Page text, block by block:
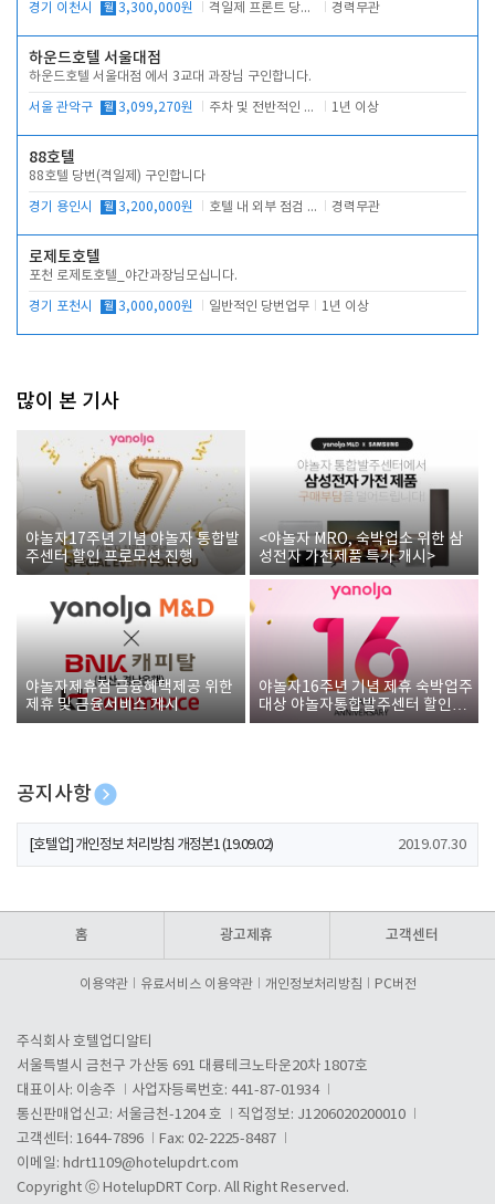
경기 이천시 월 3,300,000원 격일제 프론트 당번 업무로 주차 및 객실 점검 경력무관
하운드호텔 서울대점
하운드호텔 서울대점 에서 3교대 과장님 구인합니다.
서울 관악구 월 3,099,270원 주차 및 전반적인 당번업무 1년 이상
88호텔
88호텔 당번(격일제) 구인합니다
경기 용인시 월 3,200,000원 호텔 내 외부 점검 및 프런트 운영 경력무관
로제토호텔
포천 로제토호텔_야간과장님모십니다.
경기 포천시 월 3,000,000원 일반적인 당번업무 1년 이상
많이 본 기사
야놀자17주년 기념 야놀자 통합발
주센터 할인 프로모션 진행
<야놀자 MRO, 숙박업소 위한 삼
성전자 가전제품 특가 개시>
야놀자제휴점 금융혜택제공 위한
제휴 및 금융서비스 게시
야놀자16주년 기념 제휴 숙박업주
대상 야놀자통합발주센터 할인쿠
폰 증정
공지사항
[호텔업] 개인정보 처리방침 개정본2 (19.09.02)
[호텔업] 개인정보 처리방침 개정본1 (19.09.02) 2019.07.30
홈 광고제휴 고객센터
이용약관 유료서비스 이용약관 개인정보처리방침 PC버전
주식회사 호텔업디알티
서울특별시 금천구 가산동 691 대륭테크노타운20차 1807호
대표이사: 이송주
사업자등록번호: 441-87-01934
통신판매업신고: 서울금천-1204 호
직업정보: J1206020200010
고객센터: 1644-7896
Fax: 02-2225-8487
이메일: hdrt1109@hotelupdrt.com
Copyright ⓒ HotelupDRT Corp. All Right Reserved.